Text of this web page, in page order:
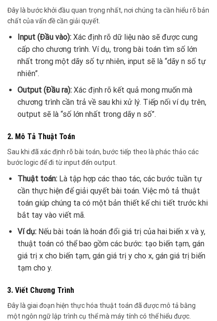
Đây là bước khởi đầu quan trọng nhất, nơi chúng ta cần hiểu rõ bản
chất của vấn đề cần giải quyết.
Input (Đầu vào):Xác định rõ dữ liệu nào sẽ được cung
cấp cho chương trình. Ví dụ, trong bài toán tìm số lớn
nhất trong một dãy số tự nhiên, input sẽ là “dãy n số tự
nhiên”.
Output (Đầu ra):Xác định rõ kết quả mong muốn mà
chương trình cần trả về sau khi xử lý. Tiếp nối ví dụ trên,
output sẽ là “số lớn nhất trong dãy n số”.
2. Mô Tả Thuật Toán
Sau khi đã xác định rõ bài toán, bước tiếp theo là phác thảo các
bước logic để đi từ input đến output.
Thuật toán:Là tập hợp các thao tác, các bước tuần tự
cần thực hiện để giải quyết bài toán. Việc mô tả thuật
toán giúp chúng ta có một bản thiết kế chi tiết trước khi
bắt tay vào viết mã.
Ví dụ:Nếu bài toán là hoán đổi giá trị của hai biến x và y,
thuật toán có thể bao gồm các bước: tạo biến tạm, gán
giá trị x cho biến tạm, gán giá trị y cho x, gán giá trị biến
tạm cho y.
3. Viết Chương Trình
Đây là giai đoạn hiện thực hóa thuật toán đã được mô tả bằng
một ngôn ngữ lập trình cụ thể mà máy tính có thể hiểu được.